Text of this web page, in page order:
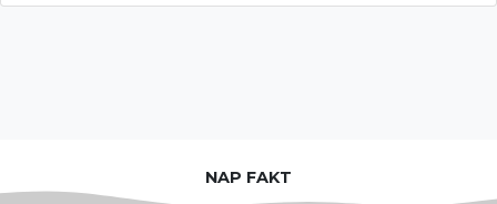
NAP FAKT